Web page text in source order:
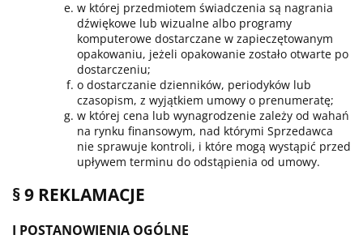
w której przedmiotem świadczenia są nagrania
dźwiękowe lub wizualne albo programy
komputerowe dostarczane w zapieczętowanym
opakowaniu, jeżeli opakowanie zostało otwarte po
dostarczeniu;
o dostarczanie dzienników, periodyków lub
czasopism, z wyjątkiem umowy o prenumeratę;
w której cena lub wynagrodzenie zależy od wahań
na rynku finansowym, nad którymi Sprzedawca
nie sprawuje kontroli, i które mogą wystąpić przed
upływem terminu do odstąpienia od umowy.
§ 9 REKLAMACJE
I POSTANOWIENIA OGÓLNE